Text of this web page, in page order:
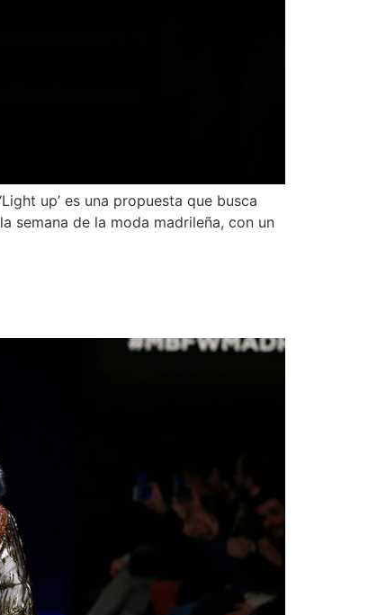
up’ es una propuesta que busca
semana de la moda madrileña, con un